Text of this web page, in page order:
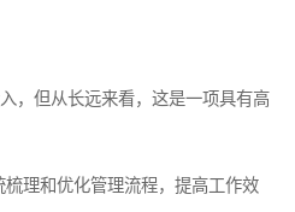
，但从长远来看，这是一项具有高
理和优化管理流程，提高工作效